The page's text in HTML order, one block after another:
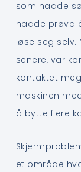
som hadde
hadde prøvd
løse seg
senere, var
kontaktet
maskinen
å bytte flere
et område